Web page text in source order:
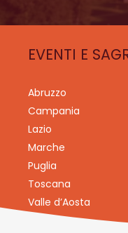
EVENTI E
Abruzzo
Campania
Lazio
Marche
Puglia
Toscana
Valle d’Aosta